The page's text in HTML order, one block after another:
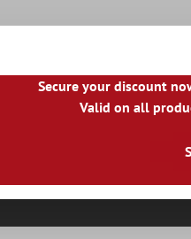
|PL| PT |FI |GR|
Secure your discount
Valid on all